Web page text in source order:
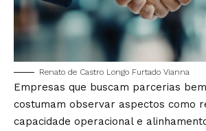
Renato de Castro Longo Furtado Vianna
Empresas que buscam parcerias
costumam observar aspectos como
capacidade operacional e